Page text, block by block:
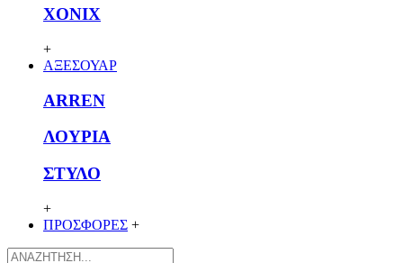
XONIX
+
ΑΞΕΣΟΥΑΡ
ARREN
ΛΟΥΡΙΑ
ΣΤΥΛΟ
+
ΠΡΟΣΦΟΡΕΣ +